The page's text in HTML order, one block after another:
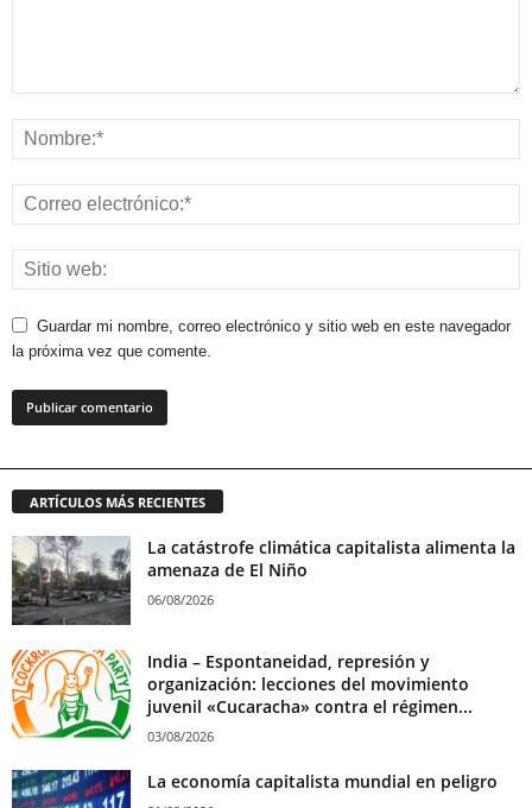
Guardar mi nombre, correo electrónico y sitio web en este navegador
la próxima vez que comente.
ARTÍCULOS MÁS RECIENTES
La catástrofe climática capitalista alimenta la
amenaza de El Niño
06/08/2026
India – Espontaneidad, represión y
organización: lecciones del movimiento
juvenil «Cucaracha» contra el régimen...
03/08/2026
La economía capitalista mundial en peligro